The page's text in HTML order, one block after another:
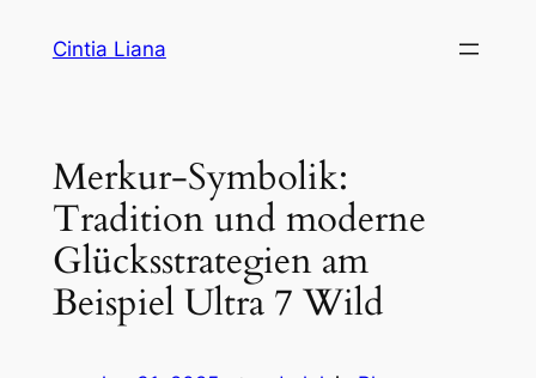
Cintia Liana
Merkur-Symbolik:
Tradition und moderne
Glücksstrategien am
Beispiel Ultra 7 Wild